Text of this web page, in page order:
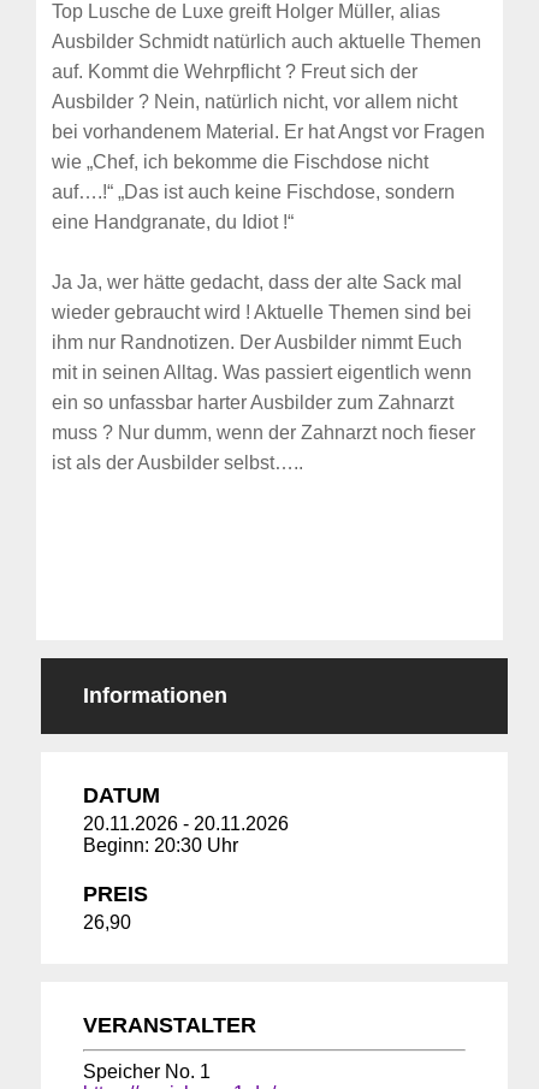
Top Lusche de Luxe greift Holger Müller, alias
Ausbilder Schmidt natürlich auch aktuelle Themen
auf. Kommt die Wehrpflicht ? Freut sich der
Ausbilder ? Nein, natürlich nicht, vor allem nicht
bei vorhandenem Material. Er hat Angst vor Fragen
wie „Chef, ich bekomme die Fischdose nicht
auf….!“ „Das ist auch keine Fischdose, sondern
eine Handgranate, du Idiot !“
Ja Ja, wer hätte gedacht, dass der alte Sack mal
wieder gebraucht wird ! Aktuelle Themen sind bei
ihm nur Randnotizen. Der Ausbilder nimmt Euch
mit in seinen Alltag. Was passiert eigentlich wenn
ein so unfassbar harter Ausbilder zum Zahnarzt
muss ? Nur dumm, wenn der Zahnarzt noch fieser
ist als der Ausbilder selbst…..
Informationen
DATUM
20.11.2026 - 20.11.2026
Beginn: 20:30 Uhr
PREIS
26,90
VERANSTALTER
Speicher No. 1